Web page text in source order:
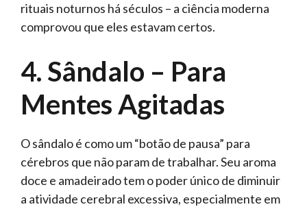
rituais noturnos há séculos – a ciência moderna
comprovou que eles estavam certos.
4. Sândalo – Para
Mentes Agitadas
O sândalo é como um “botão de pausa” para
cérebros que não param de trabalhar. Seu aroma
doce e amadeirado tem o poder único de diminuir
a atividade cerebral excessiva, especialmente em